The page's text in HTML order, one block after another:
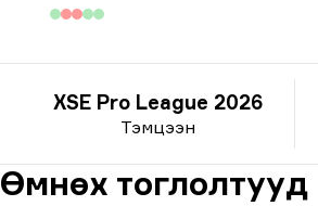
Тэмцээн
XSE Pro League 2026
Өмнөх тоглолтууд